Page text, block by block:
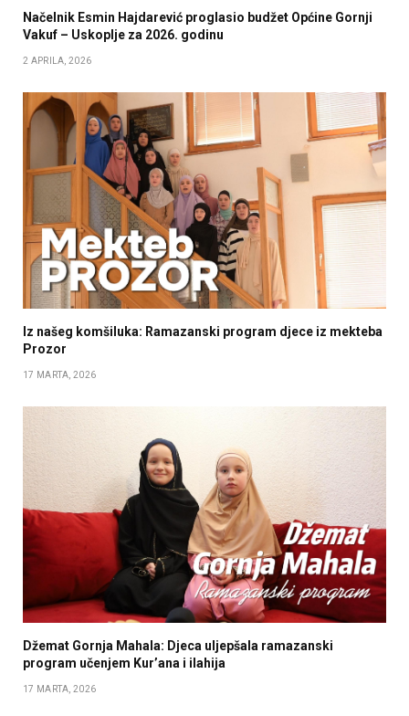
Načelnik Esmin Hajdarević proglasio budžet Općine Gornji
Vakuf – Uskoplje za 2026. godinu
2 APRILA, 2026
Iz našeg komšiluka: Ramazanski program djece iz mekteba
Prozor
17 MARTA, 2026
Džemat Gornja Mahala: Djeca uljepšala ramazanski
program učenjem Kur’ana i ilahija
17 MARTA, 2026